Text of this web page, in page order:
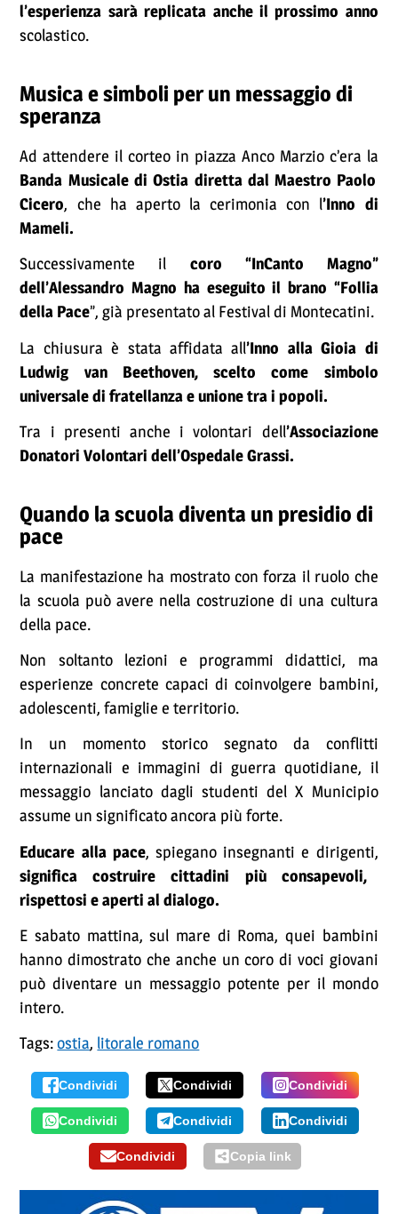
l’esperienza sarà replicata anche il prossimo anno
scolastico.
Musica e simboli per un messaggio di
speranza
Ad attendere il corteo in piazza Anco Marzio c’era la
Banda Musicale di Ostia diretta dal Maestro Paolo
Cicero, che ha aperto la cerimonia con l’Inno di
Mameli.
Successivamente il coro “InCanto Magno”
dell’Alessandro Magno ha eseguito il brano “Follia
della Pace”, già presentato al Festival di Montecatini.
La chiusura è stata affidata all’Inno alla Gioia di
Ludwig van Beethoven, scelto come simbolo
universale di fratellanza e unione tra i popoli.
Tra i presenti anche i volontari dell’Associazione
Donatori Volontari dell’Ospedale Grassi.
Quando la scuola diventa un presidio di
pace
La manifestazione ha mostrato con forza il ruolo che
la scuola può avere nella costruzione di una cultura
della pace.
Non soltanto lezioni e programmi didattici, ma
esperienze concrete capaci di coinvolgere bambini,
adolescenti, famiglie e territorio.
In un momento storico segnato da conflitti
internazionali e immagini di guerra quotidiane, il
messaggio lanciato dagli studenti del X Municipio
assume un significato ancora più forte.
Educare alla pace, spiegano insegnanti e dirigenti,
significa costruire cittadini più consapevoli,
rispettosi e aperti al dialogo.
E sabato mattina, sul mare di Roma, quei bambini
hanno dimostrato che anche un coro di voci giovani
può diventare un messaggio potente per il mondo
intero.
Tags:ostia, litorale romano
Condividi Condividi Condividi
Condividi Condividi Condividi
Condividi Copia link